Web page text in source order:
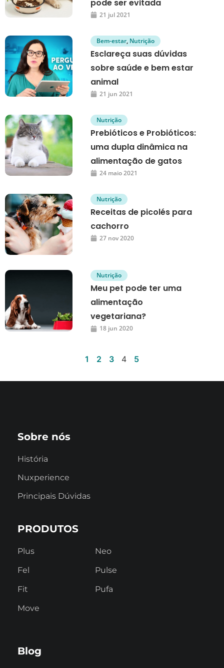
pode ser evitada
21 jul 2021
Bem-estar, Nutrição
Esclareça suas dúvidas
sobre saúde e bem estar
animal
21 jun 2021
Nutrição
Prebióticos e Probióticos:
uma dupla dinâmica na
alimentação de gatos
24 maio 2021
Nutrição
Receitas de picolés para
cachorro
27 nov 2020
Nutrição
Meu pet pode ter uma
alimentação
vegetariana?
18 jun 2020
1 2 3 4 5
Sobre nós
História
Nuxperience
Principais Dúvidas
PRODUTOS
Plus
Fel
Fit
Move
Neo
Pulse
Pufa
Blog